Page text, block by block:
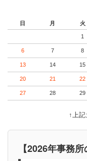
日 月 火
1
6 7 8
13 14 15
20 21 22
27 28 29
↑上
【2026年事務